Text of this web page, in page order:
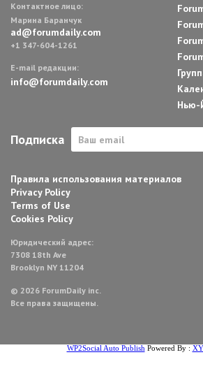
ЗДОРОВЬЕ И КРАСОТА
ДОМ И ЕДА
Контактное лицо:
Марина Баранчук
ad@forumdaily.com
+1 347-604-1261
E-mail редакции:
info@forumdaily.com
Нью-
Подписка
Правила использования материалов
Privacy Policy
Terms of Use
Cookies Policy
Юридический адрес:
7308 18th Ave
Brooklyn NY 11204
© 2026 ForumDaily inc.
Все права защищены.
WP2Social Auto Publish Powered By :